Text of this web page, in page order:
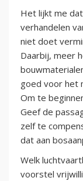
Het lijkt me
verhandelen
niet doet
Daarbij, meer
goed voor het
Om te
Geef de
zelf te
dat aan
Welk
voorstel